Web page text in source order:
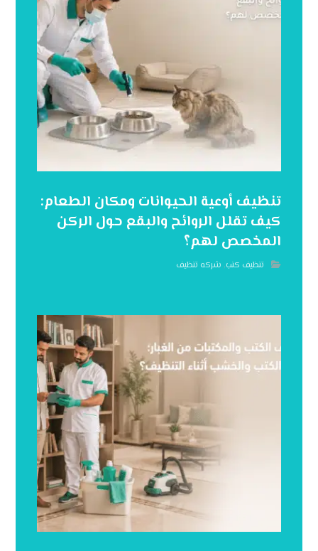
تنظيف أوعية الحيوانات ومكان الطعام:
كيف تقلل الروائح والبقع حول الركن
المخصص لهم؟
تنظيف كنب, شركه تنظيف